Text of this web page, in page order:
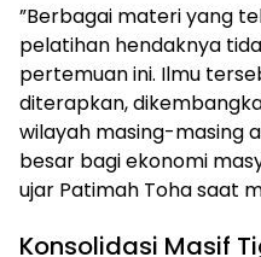
”Berbagai materi yang
pelatihan hendaknya
pertemuan ini. Ilmu
diterapkan,
wilayah masing-masing
besar bagi ekonomi
ujar Patimah Toha saat
Konsolidasi Masif